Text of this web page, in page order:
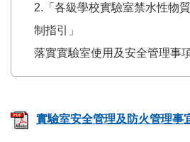
2.「各級學校實驗室禁水性物
制指引」
落實實驗室使用及安全管理事項
實驗室安全管理及防火管理事